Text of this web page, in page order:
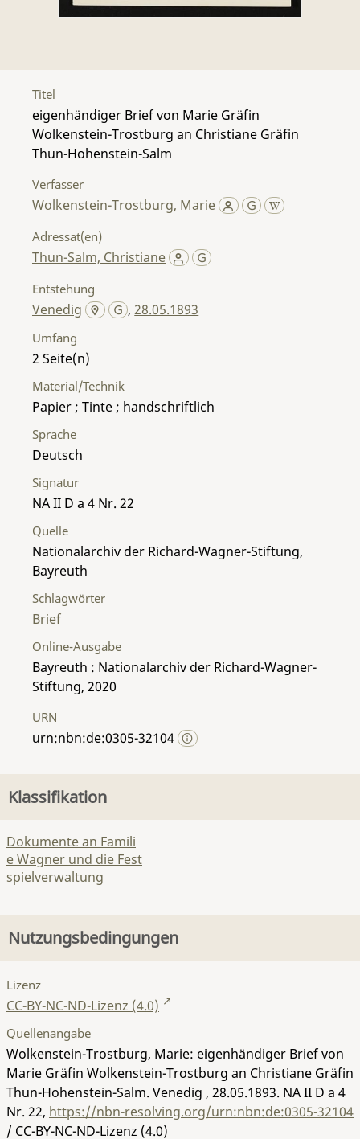
Titel
eigenhändiger Brief von Marie Gräfin
Wolkenstein-Trostburg an Christiane Gräfin
Thun-Hohenstein-Salm
Verfasser
Wolkenstein-Trostburg, Marie
Adressat(en)
Thun-Salm, Christiane
Entstehung
Venedig ,28.05.1893
Umfang
2
Material/Technik
Papier ; Tinte ; handschriftlich
Sprache
Deutsch
Signatur
NA II D a 4 Nr. 22
Quelle
Nationalarchiv der Richard-Wagner-Stiftung,
Bayreuth
Schlagwörter
Brief
Online-Ausgabe
Bayreuth : Nationalarchiv der Richard-Wagner-
Stiftung, 2020
URN
urn:nbn:de:0305-32104
Klassifikation
Dokumente an Famili
e Wagner und die Fest
spielverwaltung
Nutzungsbedingungen
Lizenz
CC-BY-NC-ND-Lizenz (4.0)
Quellenangabe
Wolkenstein-Trostburg, Marie: eigenhändiger Brief von
Marie Gräfin Wolkenstein-Trostburg an Christiane Gräfin
Thun-Hohenstein-Salm. Venedig , 28.05.1893. NA II D a 4
Nr. 22, https://nbn-resolving.org/urn:nbn:de:0305-32104
/ CC-BY-NC-ND-Lizenz (4.0)